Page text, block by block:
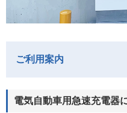
ご利用案内
電気自動車用急速充電器